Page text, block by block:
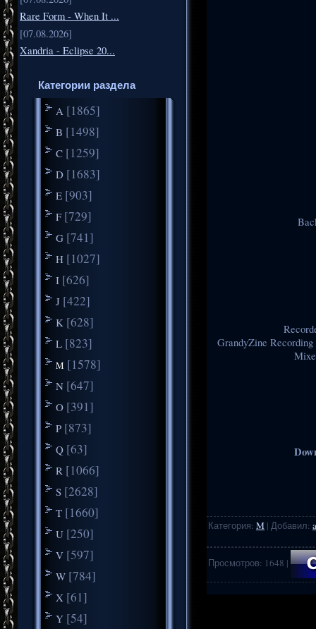
Rare Form - When It ...
[07.08.2026]
Xandria - Eclipse 20...
Категории раздела
A [1865]
B [1498]
C [1259]
D [1683]
E [903]
F [729]
G [741]
H [1027]
I [626]
J [422]
K [628]
L [823]
M [1578]
N [647]
O [391]
P [873]
Q [63]
R [1066]
S [2628]
T [1660]
U [250]
V [597]
W [784]
X [61]
Y [54]
GrandyZine
Категория: M | Добавил:
Просмотров: 1648 |